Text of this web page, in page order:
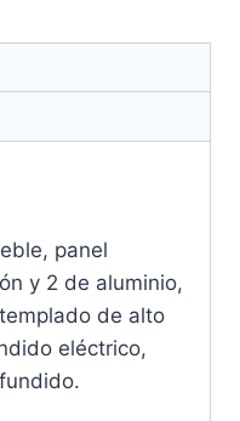
panel
y 2 de aluminio,
de alto
eléctrico,